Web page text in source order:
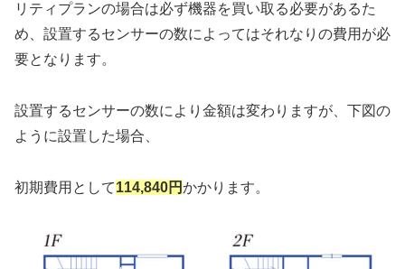
リティプランの場合は必ず機器を買い取る必要があるた
め、設置するセンサーの数によってはそれなりの費用が必
要となります。
設置するセンサーの数により金額は変わりますが、下図の
ように設置した場合、
初期費用として114,840円かかります。